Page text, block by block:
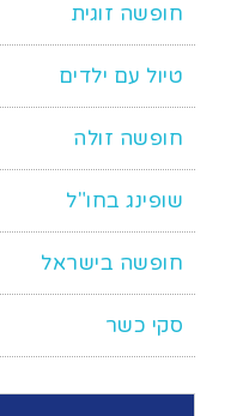
חופשה זוגית
טיול עם ילדים
חופשה זולה
שופינג בחו"ל
חופשה בישראל
סקי כשר